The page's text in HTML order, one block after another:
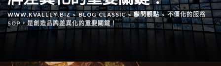
WWW.KVALLEY.BIZ >BLOG CLASSIC> 顧問觀點> 不僵化的服務
SOP，是創造品牌差異化的重要關鍵！